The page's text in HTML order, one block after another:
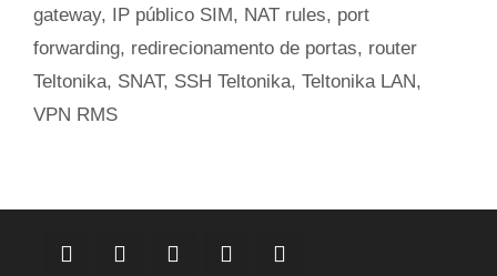
gateway, IP público SIM, NAT rules, port
forwarding, redirecionamento de portas, router
Teltonika, SNAT, SSH Teltonika, Teltonika LAN,
VPN RMS